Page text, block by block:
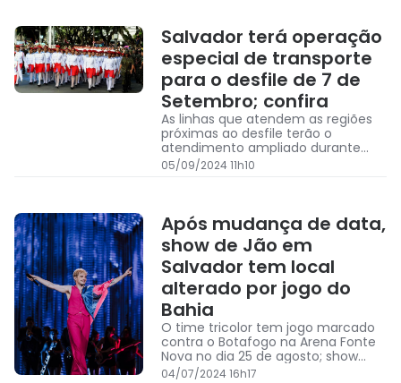
Salvador terá operação
especial de transporte
para o desfile de 7 de
Setembro; confira
As linhas que atendem as regiões
próximas ao desfile terão o
atendimento ampliado durante
todo o dia.
05/09/2024 11h10
Após mudança de data,
show de Jão em
Salvador tem local
alterado por jogo do
Bahia
O time tricolor tem jogo marcado
contra o Botafogo na Arena Fonte
Nova no dia 25 de agosto; show
será no Wet'n Wild
04/07/2024 16h17